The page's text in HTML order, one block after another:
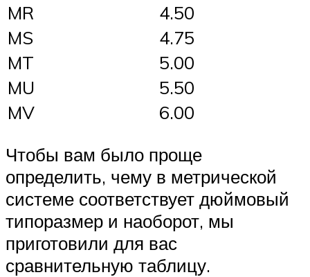
MR
4.50
MS
4.75
MT
5.00
MU
5.50
MV
6.00
Чтобы вам было проще
определить, чему в метрической
системе соответствует дюймовый
типоразмер и наоборот, мы
приготовили для вас
сравнительную таблицу.